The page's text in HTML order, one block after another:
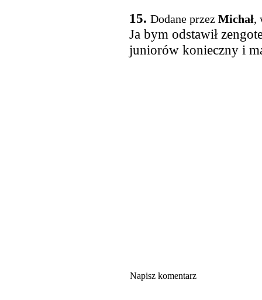
15. Dodane przez Michał,
Ja bym odstawił
juniorów konieczny i
Napisz komentarz